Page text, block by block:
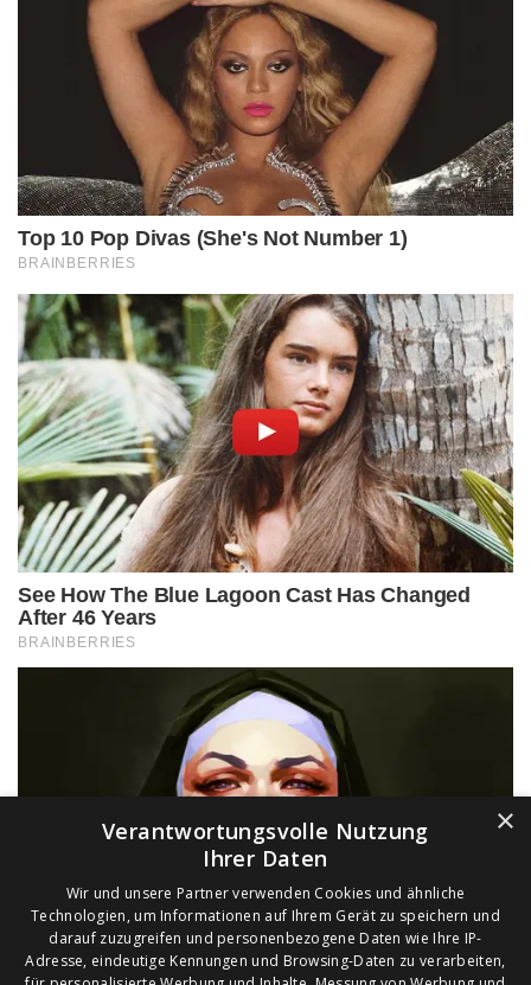
×
Verantwortungsvolle Nutzung
Ihrer Daten
Wir und unsere Partner verwenden Cookies und ähnliche
Technologien, um Informationen auf Ihrem Gerät zu speichern und
darauf zuzugreifen und personenbezogene Daten wie Ihre IP-
Adresse, eindeutige Kennungen und Browsing-Daten zu verarbeiten,